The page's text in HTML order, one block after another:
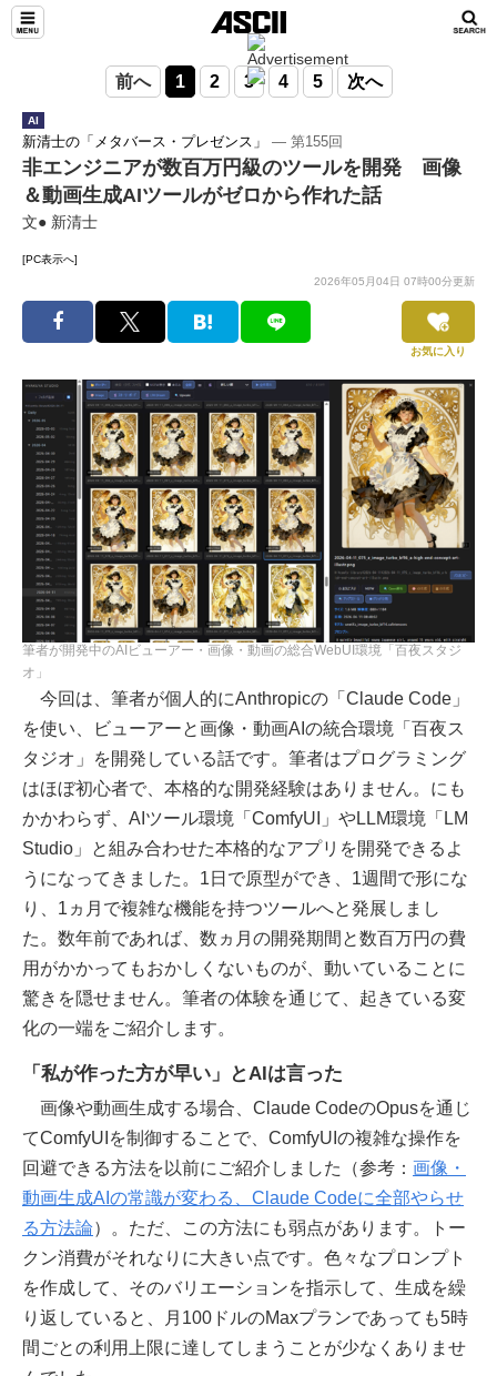
前へ 1 2 3 4 5 次へ
AI
新清士の「メタバース・プレゼンス」 ― 第155回
非エンジニアが数百万円級のツールを開発 画像
＆動画生成AIツールがゼロから作れた話
文● 新清士
[PC表示へ]
2026年05月04日 07時00分更新
お気に入り
筆者が開発中のAIビューアー・画像・動画の総合WebUI環境「百夜スタジ
オ」
今回は、筆者が個人的にAnthropicの「Claude Code」
を使い、ビューアーと画像・動画AIの統合環境「百夜ス
タジオ」を開発している話です。筆者はプログラミング
はほぼ初心者で、本格的な開発経験はありません。にも
かかわらず、AIツール環境「ComfyUI」やLLM環境「LM
Studio」と組み合わせた本格的なアプリを開発できるよ
うになってきました。1日で原型ができ、1週間で形にな
り、1ヵ月で複雑な機能を持つツールへと発展しまし
た。数年前であれば、数ヵ月の開発期間と数百万円の費
用がかかってもおかしくないものが、動いていることに
驚きを隠せません。筆者の体験を通じて、起きている変
化の一端をご紹介します。
「私が作った方が早い」とAIは言った
画像や動画生成する場合、Claude CodeのOpusを通じ
てComfyUIを制御することで、ComfyUIの複雑な操作を
回避できる方法を以前にご紹介しました（参考： 画像・
動画生成AIの常識が変わる、Claude Codeに全部やらせ
る方法論）。ただ、この方法にも弱点があります。トー
クン消費がそれなりに大きい点です。色々なプロンプト
を作成して、そのバリエーションを指示して、生成を繰
り返していると、月100ドルのMaxプランであっても5時
間ごとの利用上限に達してしまうことが少なくありませ